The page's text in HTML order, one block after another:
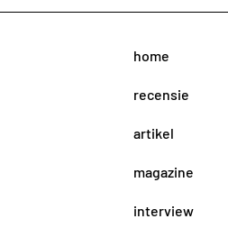
home
recensie
artikel
magazine
interview